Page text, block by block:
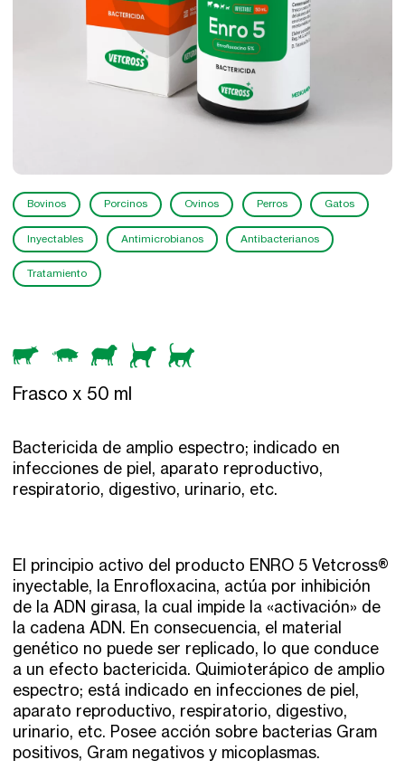
Bovinos Porcinos Ovinos Perros Gatos
Inyectables Antimicrobianos Antibacterianos
Tratamiento
Frasco x 50 ml
Bactericida de amplio espectro; indicado en
infecciones de piel, aparato reproductivo,
respiratorio, digestivo, urinario, etc.
El principio activo del producto ENRO 5 Vetcross®
inyectable, la Enrofloxacina, actúa por inhibición
de la ADN girasa, la cual impide la «activación» de
la cadena ADN. En consecuencia, el material
genético no puede ser replicado, lo que conduce
a un efecto bactericida. Quimioterápico de amplio
espectro; está indicado en infecciones de piel,
aparato reproductivo, respiratorio, digestivo,
urinario, etc. Posee acción sobre bacterias Gram
positivos, Gram negativos y micoplasmas.